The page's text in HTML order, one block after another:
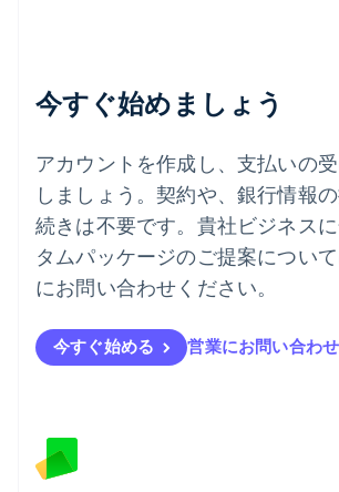
今すぐ始めましょう
アカウントを作成し、支払いの
しましょう。契約や、銀行情報
続きは不要です。貴社ビジネス
タムパッケージのご提案につい
にお問い合わせください。
今すぐ始める 営業にお問い合わせ
ドイツ
ニュージーランド
English
ノルウェー
English
ハンガリー
English
フィンランド
ブラジル
PortuguêsEnglish
フランス
English
ベルギー